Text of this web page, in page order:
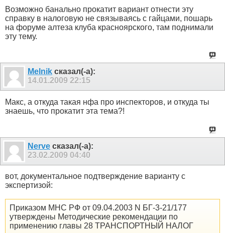
Возможно банально прокатит вариант отнести эту
справку в налоговую не связываясь с гайцами, пошарь
на форуме алтеза клуба красноярского, там поднимали
эту тему.
Melnik сказал(-а):
14.01.2009 22:15
Макс, а откуда такая нфа про инспекторов, и откуда ты
знаешь, что прокатит эта тема?!
Nerve сказал(-а):
23.02.2009 04:40
вот, документальное подтверждение варианту с
экспертизой:
Приказом МНС РФ от 09.04.2003 N БГ-3-21/177
утверждены Методические рекомендации по
применению главы 28 ТРАНСПОРТНЫЙ НАЛОГ